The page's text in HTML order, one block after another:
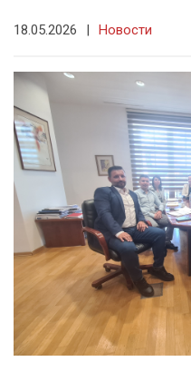
18.05.2026 | Новости